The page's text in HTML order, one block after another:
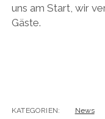
uns am Start, wir
Gäste.
KATEGORIEN: News